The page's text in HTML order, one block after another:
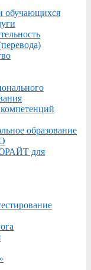
обучающихся
образование
ЮРАЙТ для